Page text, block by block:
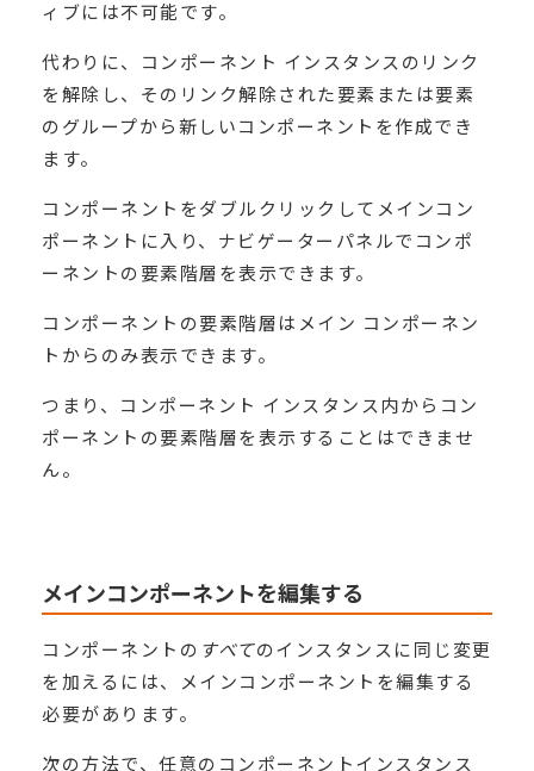
ィブには不可能です。
代わりに、コンポーネント インスタンスのリンク
を解除し、そのリンク解除された要素または要素
のグループから新しいコンポーネントを作成でき
ます。
コンポーネントをダブルクリックしてメインコン
ポーネントに入り、ナビゲーターパネルでコンポ
ーネントの要素階層を表示できます。
コンポーネントの要素階層はメイン コンポーネン
トからのみ表示できます。
つまり、コンポーネント インスタンス内からコン
ポーネントの要素階層を表示することはできませ
ん。
メインコンポーネントを編集する
コンポーネントの すべてのインスタンスに同じ変更
を加えるには、メインコンポーネントを編集する
必要があります。
次の方法で、任意のコンポーネントインスタンス